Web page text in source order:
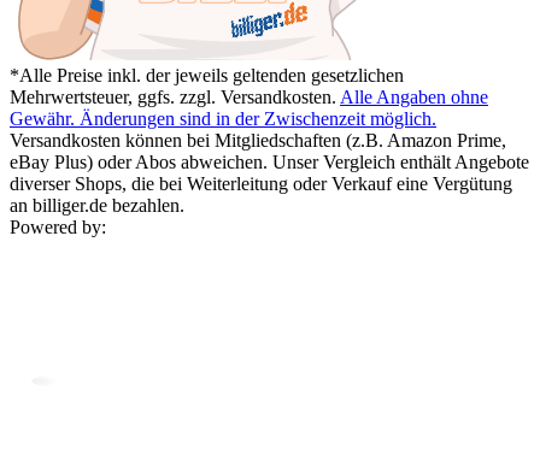
*Alle Preise inkl. der jeweils geltenden gesetzlichen
Mehrwertsteuer, ggfs. zzgl. Versandkosten. Alle Angaben ohne
Gewähr. Änderungen sind in der Zwischenzeit möglich.
Versandkosten können bei Mitgliedschaften (z.B. Amazon Prime,
eBay Plus) oder Abos abweichen. Unser Vergleich enthält Angebote
diverser Shops, die bei Weiterleitung oder Verkauf eine Vergütung
an billiger.de bezahlen.
Powered by: